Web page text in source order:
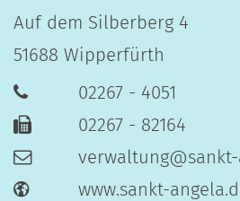
Auf dem Silberberg 4
51688 Wipperfürth
02267 - 4051
02267 - 82164
www.sankt-